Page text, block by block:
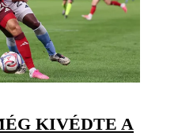
KIVÉDTE A